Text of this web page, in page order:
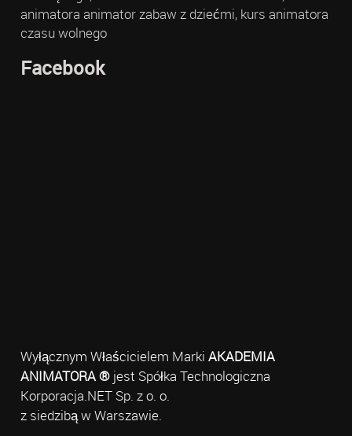
animatora animator zabaw z dziećmi, kurs animatora
czasu wolnego
Facebook
Wyłącznym Właścicielem Marki AKADEMIA
ANIMATORA ®jest Spółka Technologiczna
Korporacja.NET Sp. z o. o.
z siedzibą w Warszawie.